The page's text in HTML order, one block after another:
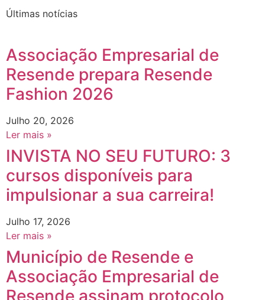
Últimas notícias
Associação Empresarial de
Resende prepara Resende
Fashion 2026
Julho 20, 2026
Ler mais »
INVISTA NO SEU FUTURO: 3
cursos disponíveis para
impulsionar a sua carreira!
Julho 17, 2026
Ler mais »
Município de Resende e
Associação Empresarial de